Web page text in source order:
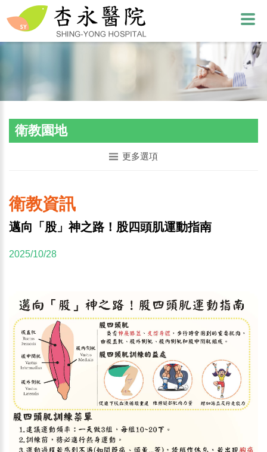
衛教園地
更多選項
衛教資訊
邁向「股」神之路！股四頭肌運動指南
2025/10/28